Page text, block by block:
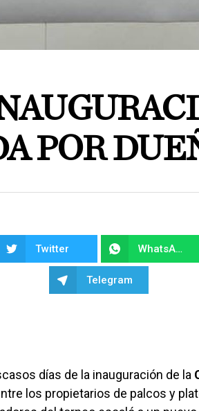
POR
Twitter WhatsApp
Telegram
días de la inauguración de la
los propietarios de palcos y